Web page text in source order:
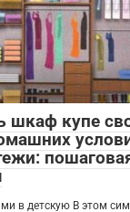
шкаф купе
в детскую В этом